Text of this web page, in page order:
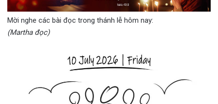
Mời nghe các bài đọc trong thánh lễ hôm nay:
(Martha đọc)